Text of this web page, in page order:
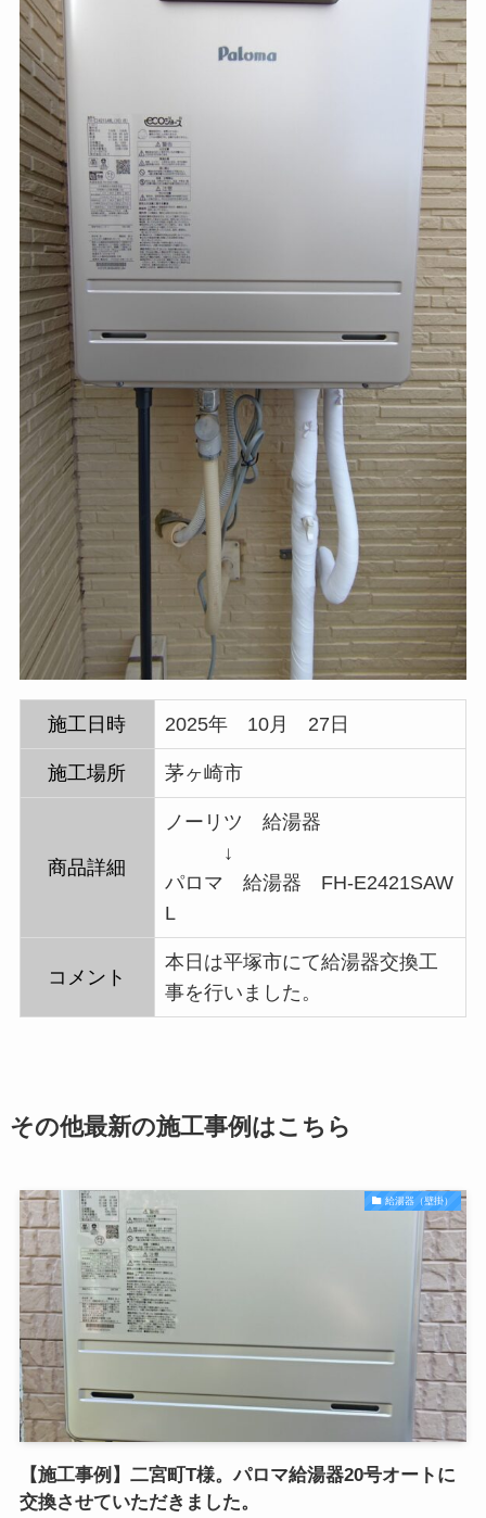
施工日時 2025年 10月 27日
施工場所 茅ヶ崎市
商品詳細
ノーリツ 給湯器
↓
パロマ 給湯器 FH-E2421SAW
L
コメント
本日は平塚市にて給湯器交換工
事を行いました。
その他最新の施工事例はこちら
給湯器（壁掛）
【施工事例】二宮町T様。パロマ給湯器20号オートに
交換させていただきました。